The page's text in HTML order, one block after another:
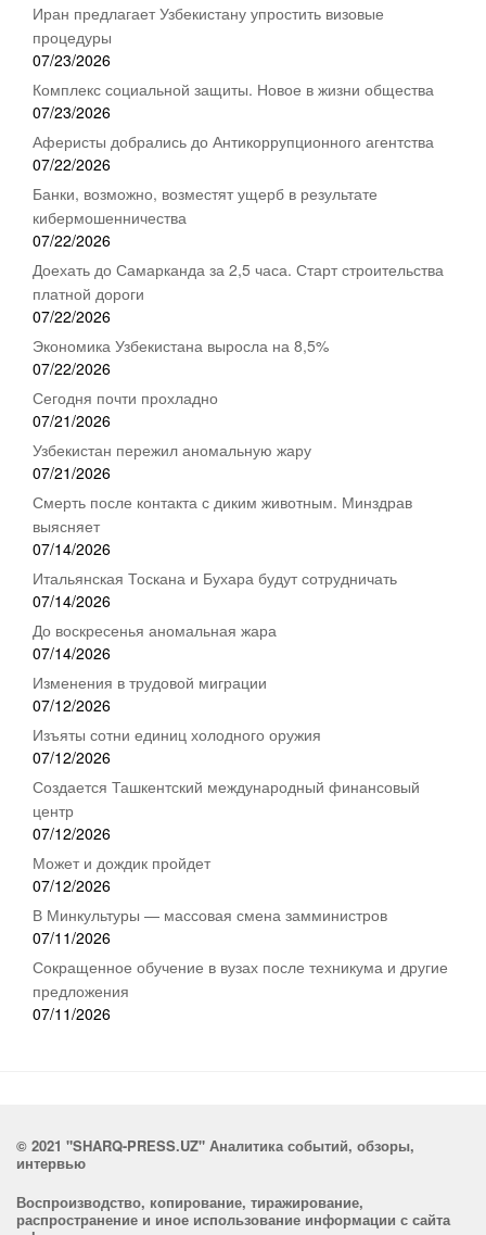
Иран предлагает Узбекистану упростить визовые
процедуры
07/23/2026
Комплекс социальной защиты. Новое в жизни общества
07/23/2026
Аферисты добрались до Антикоррупционного агентства
07/22/2026
Банки, возможно, возместят ущерб в результате
кибермошенничества
07/22/2026
Доехать до Самарканда за 2,5 часа. Старт строительства
платной дороги
07/22/2026
Экономика Узбекистана выросла на 8,5%
07/22/2026
Сегодня почти прохладно
07/21/2026
Узбекистан пережил аномальную жару
07/21/2026
Смерть после контакта с диким животным. Минздрав
выясняет
07/14/2026
Итальянская Тоскана и Бухара будут сотрудничать
07/14/2026
До воскресенья аномальная жара
07/14/2026
Изменения в трудовой миграции
07/12/2026
Изъяты сотни единиц холодного оружия
07/12/2026
Создается Ташкентский международный финансовый
центр
07/12/2026
Может и дождик пройдет
07/12/2026
В Минкультуры — массовая смена замминистров
07/11/2026
Сокращенное обучение в вузах после техникума и другие
предложения
07/11/2026
© 2021 "SHARQ-PRESS.UZ" Аналитика событий, обзоры,
интервью
Воспроизводство, копирование, тиражирование,
распространение и иное использование информации с сайта